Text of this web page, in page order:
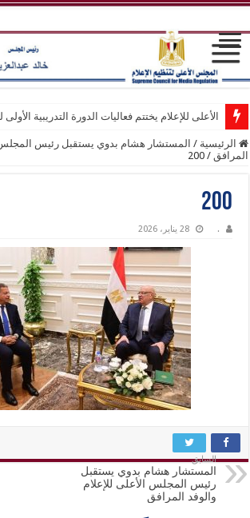
الأعلى للإعلام يختتم فعاليات الدورة التدريبية الأولى
الرئيسية / المستشار هشام بدوي يستقبل رئيس المجلس
المرافق /
200
200
. 28 يناير، 2026
السابق
المستشار هشام بدوي يستقبل
رئيس المجلس الأعلى للإعلام
والوفد المرافق